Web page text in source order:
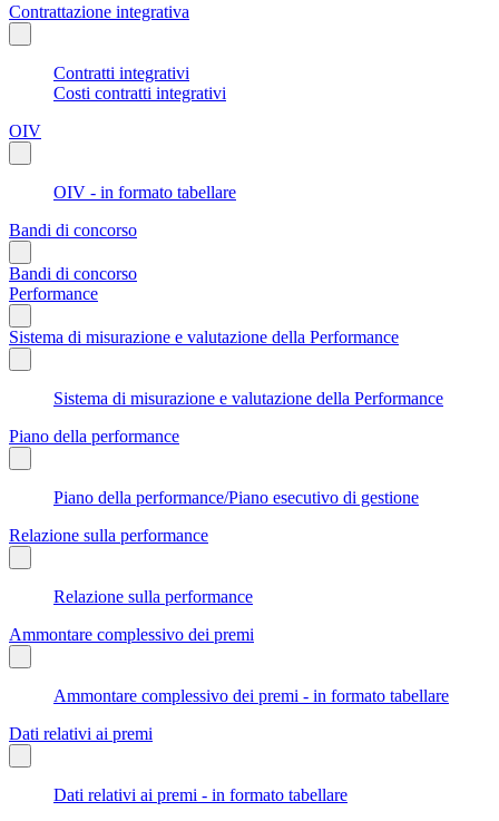
Contrattazione integrativa
Contratti integrativi
Costi contratti integrativi
OIV
OIV - in formato tabellare
Bandi di concorso
Bandi di concorso
Performance
Sistema di misurazione e valutazione della Performance
Sistema di misurazione e valutazione della Performance
Piano della performance
Piano della performance/Piano esecutivo di gestione
Relazione sulla performance
Relazione sulla performance
Ammontare complessivo dei premi
Ammontare complessivo dei premi - in formato tabellare
Dati relativi ai premi
Dati relativi ai premi - in formato tabellare